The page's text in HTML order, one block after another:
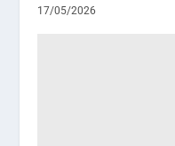
17/05/2026